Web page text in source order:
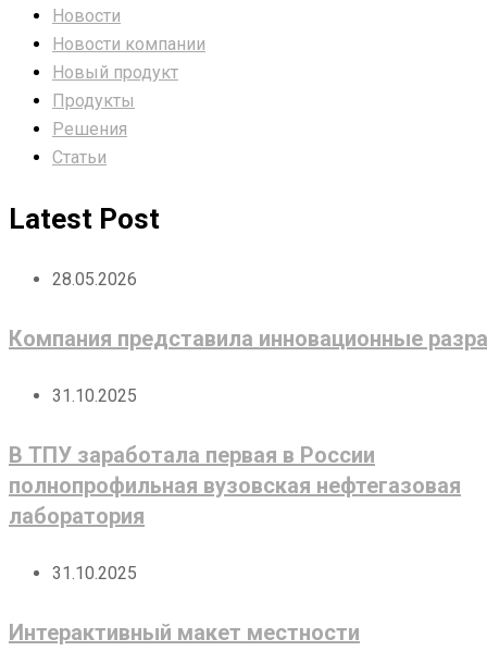
Новости
Новости компании
Новый продукт
Продукты
Решения
Статьи
Latest Post
28.05.2026
Компания представила инновационные
31.10.2025
В ТПУ заработала первая в России
полнопрофильная вузовская нефтегазовая
лаборатория
31.10.2025
Интерактивный макет местности